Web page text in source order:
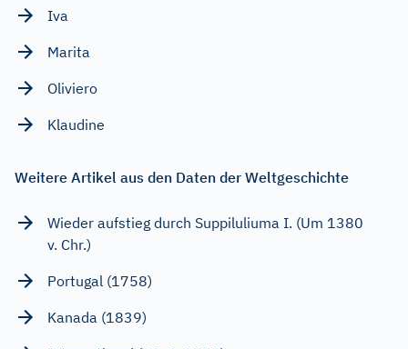
Iva
Marita
Oliviero
Klaudine
Weitere Artikel aus den Daten der Weltgeschichte
Wieder aufstieg durch Suppiluliuma I. (Um 1380
v. Chr.)
Portugal (1758)
Kanada (1839)